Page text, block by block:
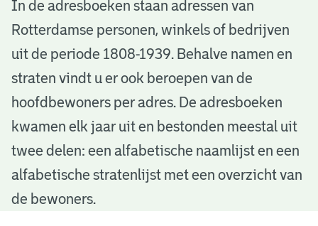
A
d
e
b
o
e
In de adresboeken staan adressen van
Rotterdamse personen, winkels of bedrijven
uit de periode 1808-1939. Behalve namen en
straten vindt u er ook beroepen van de
hoofdbewoners per adres. De adresboeken
kwamen elk jaar uit en bestonden meestal uit
twee delen: een alfabetische naamlijst en een
alfabetische stratenlijst met een overzicht van
de bewoners.